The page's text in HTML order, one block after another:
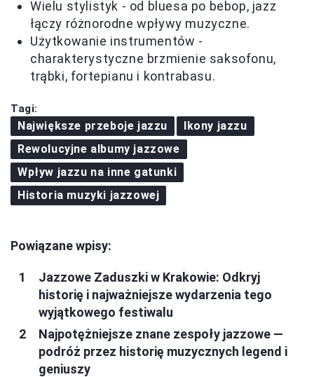
Wielu stylistyk - od bluesa po bebop, jazz
łączy różnorodne wpływy muzyczne.
Użytkowanie instrumentów -
charakterystyczne brzmienie saksofonu,
trąbki, fortepianu i kontrabasu.
Tagi:
Największe przeboje jazzu
Ikony jazzu
Rewolucyjne albumy jazzowe
Wpływ jazzu na inne gatunki
Historia muzyki jazzowej
Powiązane wpisy:
Jazzowe Zaduszki w Krakowie: Odkryj
historię i najważniejsze wydarzenia tego
wyjątkowego festiwalu
Najpotężniejsze znane zespoły jazzowe —
podróż przez historię muzycznych legend i
geniuszy